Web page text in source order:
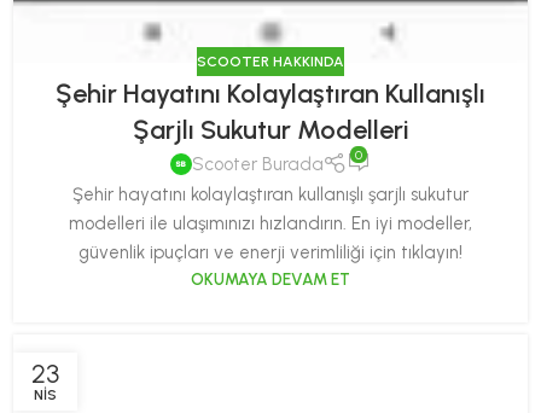
SCOOTER HAKKINDA
Şehir Hayatını Kolaylaştıran Kullanışlı
Şarjlı Sukutur Modelleri
Scooter Burada 0
Şehir hayatını kolaylaştıran kullanışlı şarjlı sukutur
modelleri ile ulaşımınızı hızlandırın. En iyi modeller,
güvenlik ipuçları ve enerji verimliliği için tıklayın!
OKUMAYA DEVAM ET
23
NIS